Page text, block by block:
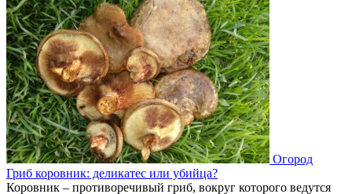
Огород
Гриб коровник: деликатес или убийца?
Коровник – противоречивый гриб, вокруг которого ведутся